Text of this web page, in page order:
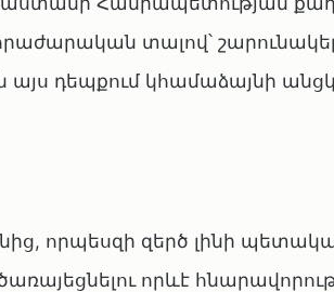
տալով՝
դեպքում կհամաձայնի
որպեսզի զերծ լինի
որևէ